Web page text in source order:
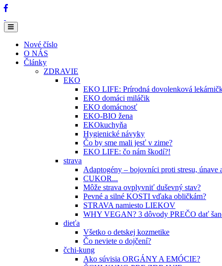
Nové číslo
O NÁS
Články
ZDRAVIE
EKO
EKO LIFE: Prírodná dovolenková
EKO domáci miláčik
EKO domácnosť
EKO-BIO žena
EKOkuchyňa
Hygienické návyky
Čo by sme mali jesť v zime?
EKO LIFE: čo nám škodí?!
strava
Adaptogény – bojovníci proti stresu, únave
CUKOR...
Môže strava ovplyvniť duševný stav?
Pevné a silné KOSTI vďaka obličkám?
STRAVA namiesto LIEKOV
WHY VEGAN? 3 dôvody PREČO dať
dieťa
Všetko o detskej kozmetike
Čo neviete o dojčení?
čchi-kung
Ako súvisia ORGÁNY A EMÓCIE?